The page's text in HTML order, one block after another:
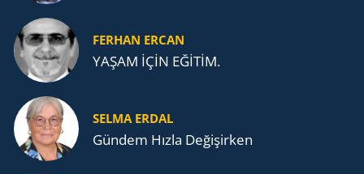
FERHAN ERCAN
YAŞAM İÇİN EĞİTİM.
SELMA ERDAL
Gündem Hızla Değişirken